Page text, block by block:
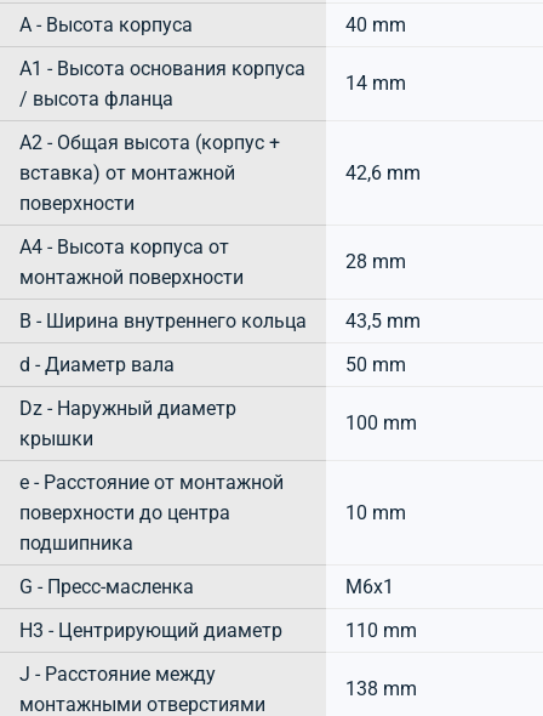
А - Высота корпуса
40 mm
A1 - Высота основания корпуса
/ высота фланца
14 mm
A2 - Общая высота (корпус +
вставка) от монтажной
поверхности
42,6 mm
A4 - Высота корпуса от
монтажной поверхности
28 mm
B - Ширина внутреннего кольца
43,5 mm
d - Диаметр вала
50 mm
Dz - Наружный диаметр
крышки
100 mm
e - Расстояние от монтажной
поверхности до центра
подшипника
10 mm
G - Пресс-масленка
M6x1
H3 - Центрирующий диаметр
110 mm
J - Расстояние между
монтажными отверстиями
138 mm